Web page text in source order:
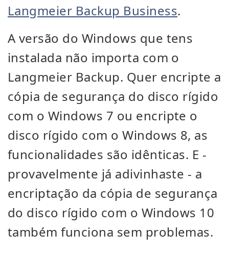
Langmeier Backup Business.
A versão do Windows que tens
instalada não importa com o
Langmeier Backup. Quer encripte a
cópia de segurança do disco rígido
com o Windows 7 ou encripte o
disco rígido com o Windows 8, as
funcionalidades são idênticas. E -
provavelmente já adivinhaste - a
encriptação da cópia de segurança
do disco rígido com o Windows 10
também funciona sem problemas.